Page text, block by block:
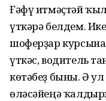
Ғәфү итмәҫтәй
үткәрә белдем.
шоферҙар
үткәс, водитель
көтәбеҙ быны. Ә
өләсәйеңә